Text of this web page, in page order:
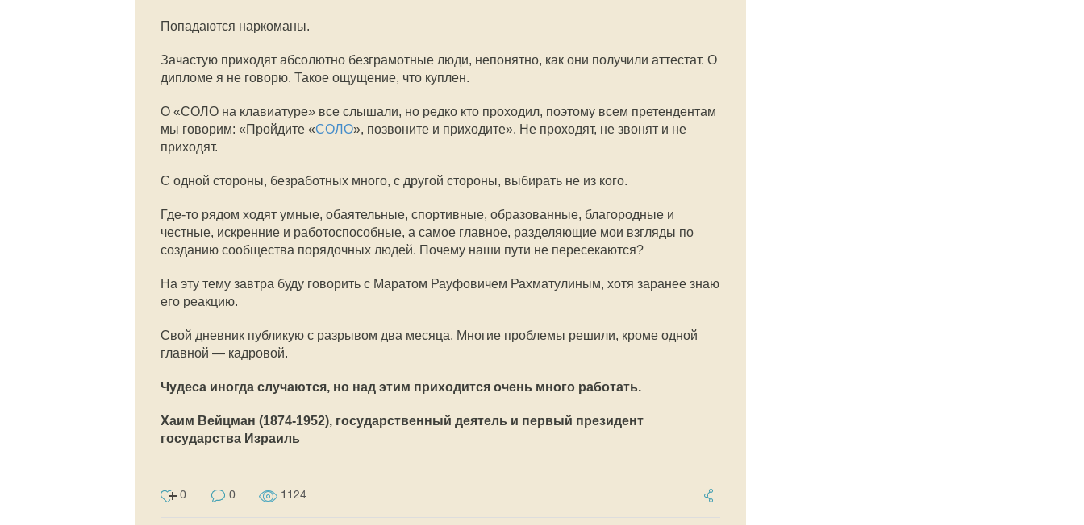
Попадаются наркоманы.
Зачастую приходят абсолютно безграмотные люди, непонятно, как они получили аттестат. О
дипломе я не говорю. Такое ощущение, что куплен.
О «СОЛО на клавиатуре» все слышали, но редко кто проходил, поэтому всем претендентам
мы говорим: «Пройдите «СОЛО», позвоните и приходите». Не проходят, не звонят и не
приходят.
С одной стороны, безработных много, с другой стороны, выбирать не из кого.
Где-то рядом ходят умные, обаятельные, спортивные, образованные, благородные и
честные, искренние и работоспособные, а самое главное, разделяющие мои взгляды по
созданию сообщества порядочных людей. Почему наши пути не пересекаются?
На эту тему завтра буду говорить с Маратом Рауфовичем Рахматулиным, хотя заранее знаю
его реакцию.
Свой дневник публикую с разрывом два месяца. Многие проблемы решили, кроме одной
главной — кадровой.
Чудеса иногда случаются, но над этим приходится очень много работать.
Хаим Вейцман (1874-1952), государственный деятель и первый президент
государства Израиль
0 0 1124